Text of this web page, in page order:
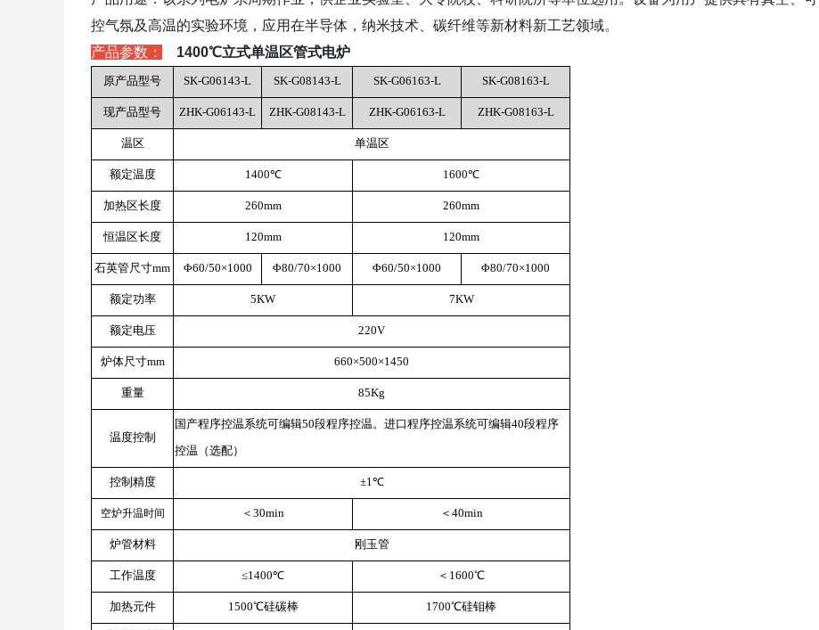
控气氛及高温的实验环境，应用在半导体，纳米技术、碳纤维等新材料新工艺领域。
产品参数：
1400℃立式单温区管式电炉
原产品型号 SK-G06143-L SK-G08143-L SK-G06163-L SK-G08163-L
现产品型号 ZHK-G06143-L ZHK-G08143-L ZHK-G06163-L ZHK-G08163-L
温区 单温区
额定温度 1400℃ 1600℃
加热区长度 260mm 260mm
恒温区长度 120mm 120mm
石英管尺寸mm Φ60/50×1000 Φ80/70×1000 Φ60/50×1000 Φ80/70×1000
额定功率 5KW 7KW
额定电压 220V
炉体尺寸mm 660×500×1450
重量 85Kg
温度控制
国产程序控温系统可编辑50段程序控温。进口程序控温系统可编辑40段程序
控温（选配）
控制精度 ±1℃
空炉升温时间 ＜30min ＜40min
炉管材料 刚玉管
工作温度 ≤1400℃ ＜1600℃
加热元件 1500℃硅碳棒 1700℃硅钼棒